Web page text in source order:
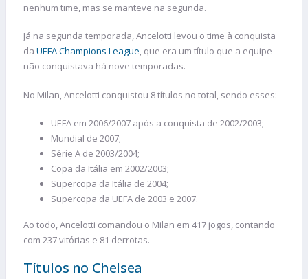
nenhum time, mas se manteve na segunda.
Já na segunda temporada, Ancelotti levou o time à conquista
da UEFA Champions League, que era um título que a equipe
não conquistava há nove temporadas.
No Milan, Ancelotti conquistou 8 títulos no total, sendo esses:
UEFA em 2006/2007 após a conquista de 2002/2003;
Mundial de 2007;
Série A de 2003/2004;
Copa da Itália em 2002/2003;
Supercopa da Itália de 2004;
Supercopa da UEFA de 2003 e 2007.
Ao todo, Ancelotti comandou o Milan em 417 jogos, contando
com 237 vitórias e 81 derrotas.
Títulos no Chelsea